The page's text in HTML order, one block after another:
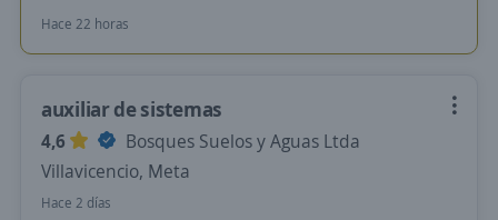
Hace 22 horas
auxiliar de sistemas
4,6
Bosques Suelos y Aguas Ltda
Villavicencio, Meta
Hace 2 días